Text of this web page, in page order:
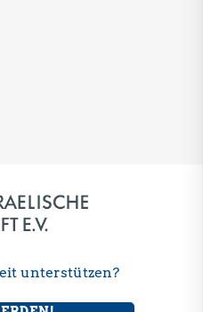
unterstützen?